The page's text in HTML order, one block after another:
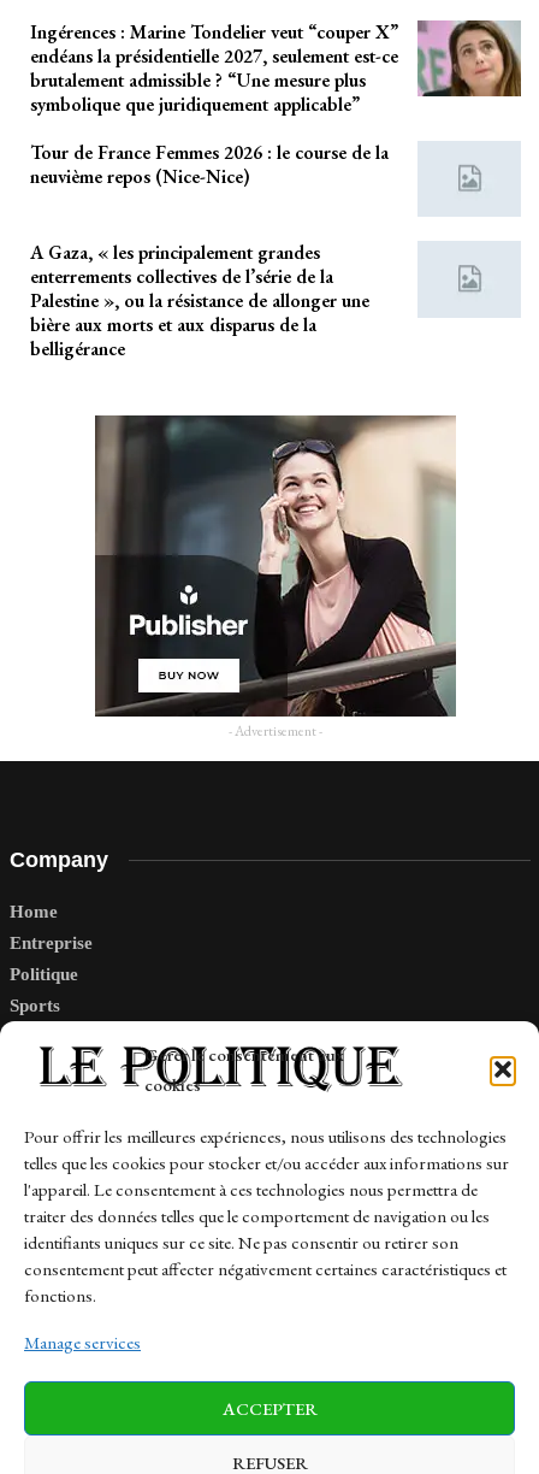
Gérer le consentement aux
cookies
Pour offrir les meilleures expériences, nous utilisons des technologies
telles que les cookies pour stocker et/ou accéder aux informations sur
l'appareil. Le consentement à ces technologies nous permettra de
traiter des données telles que le comportement de navigation ou les
identifiants uniques sur ce site. Ne pas consentir ou retirer son
consentement peut affecter négativement certaines caractéristiques et
fonctions.
Manage services
ACCEPTER
REFUSER
Ingérences : Marine Tondelier veut “couper X”
endéans la présidentielle 2027, seulement est-ce
brutalement admissible ? “Une mesure plus
symbolique que juridiquement applicable”
Tour de France Femmes 2026 : le course de la
neuvième repos (Nice-Nice)
A Gaza, « les principalement grandes
enterrements collectives de l’série de la
Palestine », ou la résistance de allonger une
bière aux morts et aux disparus de la
belligérance
- Advertisement -
Company
Home
Entreprise
Politique
Sports
Links
Contact
Sitemap
News Finance-Marches Politics
Business Tech Health Sports Travel